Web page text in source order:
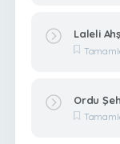
Laleli
Ordu